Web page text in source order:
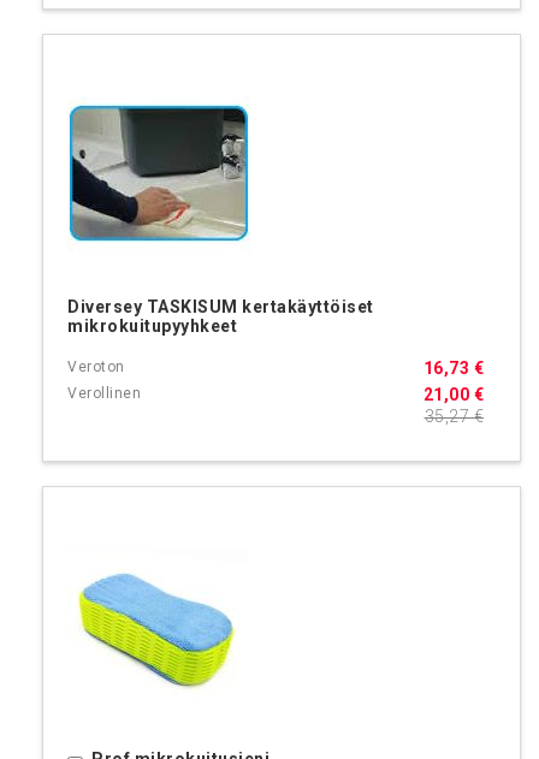
Diversey TASKISUM kertakäyttöiset
mikrokuitupyyhkeet
21,00 €
16,73 €
35,27 €